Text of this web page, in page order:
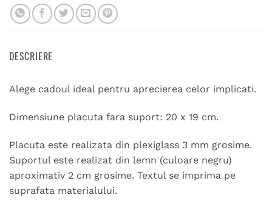
DESCRIERE
Alege cadoul ideal pentru aprecierea celor implicati.
Dimensiune placuta fara suport: 20 x 19 cm.
Placuta este realizata din plexiglass 3 mm grosime.
Suportul este realizat din lemn (culoare negru)
aproximativ 2 cm grosime. Textul se imprima pe
suprafata materialului.